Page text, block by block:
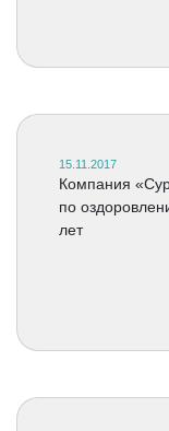
15.11.2017
Компания
по
лет